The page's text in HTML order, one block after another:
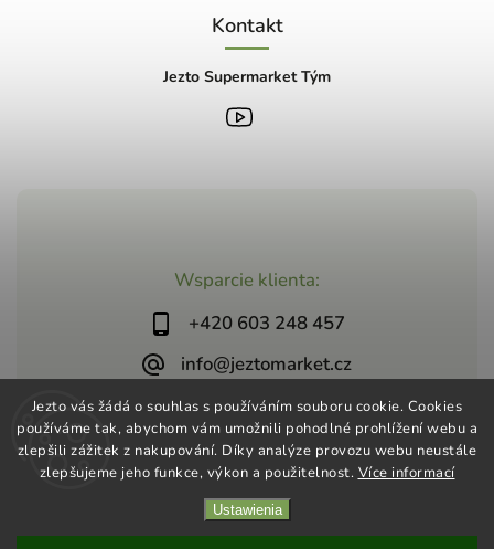
Jezto vás žádá o souhlas s používáním souboru cookie. Cookies
používáme tak, abychom vám umožnili pohodlné prohlížení webu a
zlepšili zážitek z nakupování. Díky analýze provozu webu neustále
zlepšujeme jeho funkce, výkon a použitelnost. Více informací
Ustawienia
Wsparcie klienta:
+420 603 248 457
info@jeztomarket.cz
Kontakt
Jezto Supermarket Tým
Jezto Supermarket